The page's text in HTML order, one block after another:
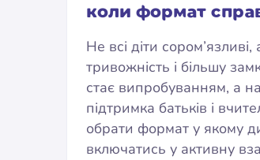
коли формат
Не всі діти
тривожність і більшу
стає випробуванням, а
підтримка батьків і
обрати формат у якому
включатись у активну